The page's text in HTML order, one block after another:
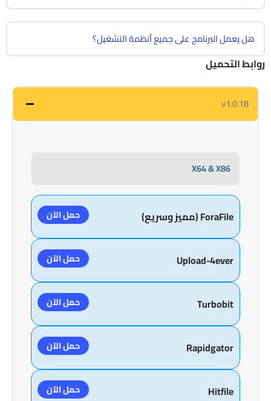
هل يعمل البرنامج على جميع أنظمة التشغيل؟
روابط التحميل
v1.0.18
X64 & X86
ForaFile (مميز وسريع) حمل الآن
Upload-4ever حمل الآن
Turbobit حمل الآن
Rapidgator حمل الآن
Hitfile حمل الآن